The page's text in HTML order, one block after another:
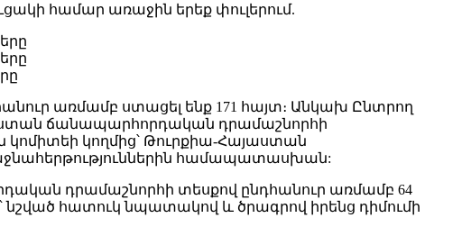
համար առաջին երեք փուլերում.
առմամբ ստացել ենք 171 հայտ։ Անկախ Ընտրող
ճանապարհորդական դրամաշնորհի
կողմից՝ Թուրքիա-Հայաստան
համապատասխան:
դրամաշնորհի տեսքով ընդհանուր առմամբ 64
նշված հատուկ նպատակով և ծրագրով իրենց դիմումի